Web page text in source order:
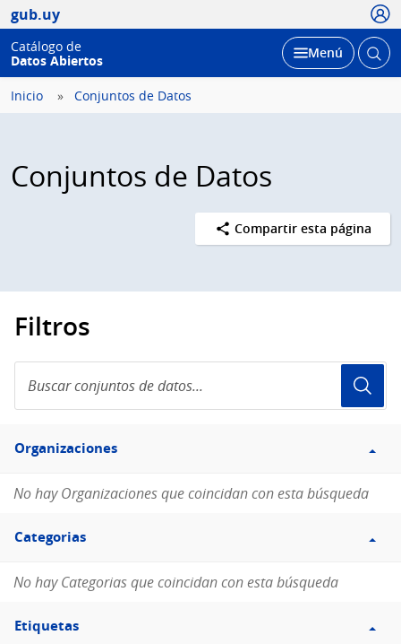
gub.uy
Catálogo de
Datos Abiertos
Desplegar
Menú Abrir
Inicio Conjuntos de Datos
Conjuntos de Datos
Compartir esta página
Filtros
conjuntos
de
Filtro
Organizaciones
Organizaciones
No hay Organizaciones que coincidan con esta búsqueda
Filtro
Categorias
Categorias
No hay Categorias que coincidan con esta búsqueda
Filtro
Etiquetas